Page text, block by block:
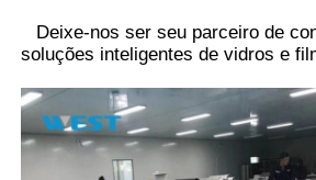
Deixe-nos ser seu parceiro de
soluções inteligentes de vidros e